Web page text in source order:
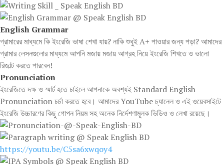
English Grammar
গ্রামারের মাধ্যমে কি ইংরেজি ভাষা শেখা যায়? নাকি শুধুই A+ পাওয়ার জন্য পড়া? আমাদের
গ্রামার লেসনগুলোর মাধ্যমে আপনি মজায় মজায় আগ্রহ নিয়ে ইংরেজি শিখতে ও ভালো
রিজাল্ট করতে পারবেন!
Pronunciation
ইংরেজিতে দক্ষ ও স্মার্ট হতে চাইলে আপনাকে অবশ্যই Standard English
Pronunciation চর্চা করতে হবে। আমাদের YouTube চ্যানেল ও এই ওয়েবসাইটে
ইংরেজি উচ্চারণের কিছু গোপন নিয়ম সহ অনেক নির্দেশণামূলক ভিডিও ও লেখা রয়েছে।
https://youtu.be/C5sa6xwqoy4